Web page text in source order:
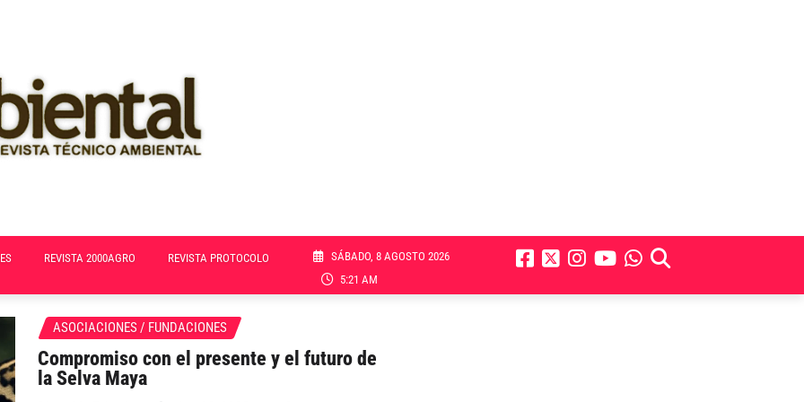
REVISTA 2000AGRO REVISTA PROTOCOLO
SÁBADO, 8 AGOSTO 2026
5:21 AM
ASOCIACIONES / FUNDACIONES
Compromiso con el presente y el futuro de
la Selva Maya